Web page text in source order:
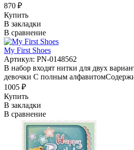
870 ₽
Купить
В закладки
В сравнение
My First Shoes
Артикул: PN-0148562
В набор входят нитки для двух
девочки С полным
1005 ₽
Купить
В закладки
В сравнение